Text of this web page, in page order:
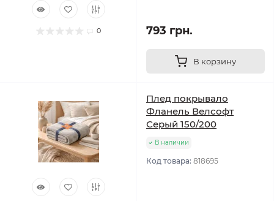
0 793 грн.
В корзину
Плед покрывало
Фланель Велсофт
Серый 150/200
В наличии
Код товара: 818695